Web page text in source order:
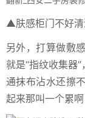
▲肤感柜门不好清
另外，打算做敷
就是“指纹收集器
通抹布沾水还擦
起来那叫一个累啊